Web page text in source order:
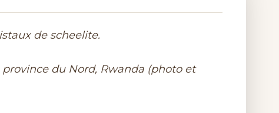
de scheelite.
du Nord, Rwanda (photo et